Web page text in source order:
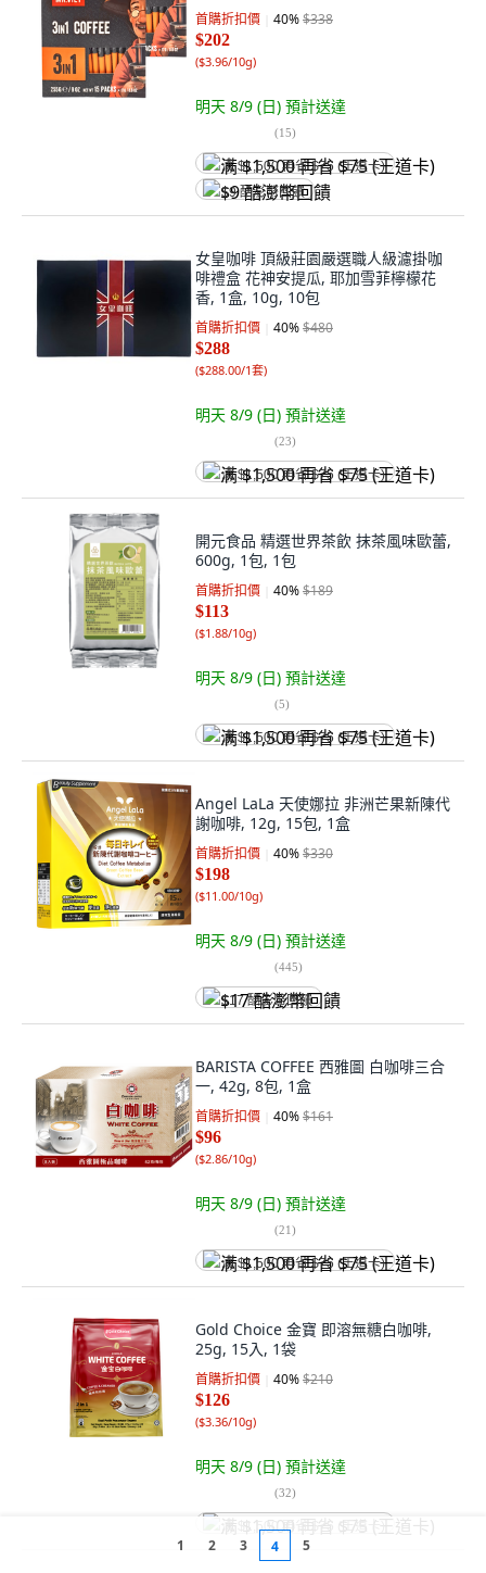
首購折扣價 40%$338
$202
($3.96/10g)
明天 8/9 (日) 預計送達
(15)
满 $1,500 再省 $75 (王道卡)
$9 酷澎幣回饋
女皇咖啡 頂級莊園嚴選職人級濾掛咖
啡禮盒 花神安提瓜, 耶加雪菲檸檬花
香, 1盒, 10g, 10包
首購折扣價 40%$480
$288
($288.00/1套)
明天 8/9 (日) 預計送達
(23)
满 $1,500 再省 $75 (王道卡)
開元食品 精選世界茶飲 抹茶風味歐蕾,
600g, 1包, 1包
首購折扣價 40%$189
$113
($1.88/10g)
明天 8/9 (日) 預計送達
(5)
满 $1,500 再省 $75 (王道卡)
Angel LaLa 天使娜拉 非洲芒果新陳代
謝咖啡, 12g, 15包, 1盒
首購折扣價 40%$330
$198
($11.00/10g)
明天 8/9 (日) 預計送達
(445)
$17 酷澎幣回饋
BARISTA COFFEE 西雅圖 白咖啡三合
一, 42g, 8包, 1盒
首購折扣價 40%$161
$96
($2.86/10g)
明天 8/9 (日) 預計送達
(21)
满 $1,500 再省 $75 (王道卡)
Gold Choice 金寶 即溶無糖白咖啡,
25g, 15入, 1袋
首購折扣價 40%$210
$126
($3.36/10g)
明天 8/9 (日) 預計送達
(32)
满 $1,500 再省 $75 (王道卡)
1 2 3 4 5